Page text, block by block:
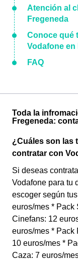
Atención al
Fregeneda
Conoce qué
Vodafone en
FAQ
Toda la
Fregeneda:
¿Cuáles son las
contratar con
Si deseas
Vodafone para tu
escoger según
euros/mes * Pack
Cinefans: 12
euros/mes * Pack
10 euros/mes *
Caza: 7 euros/